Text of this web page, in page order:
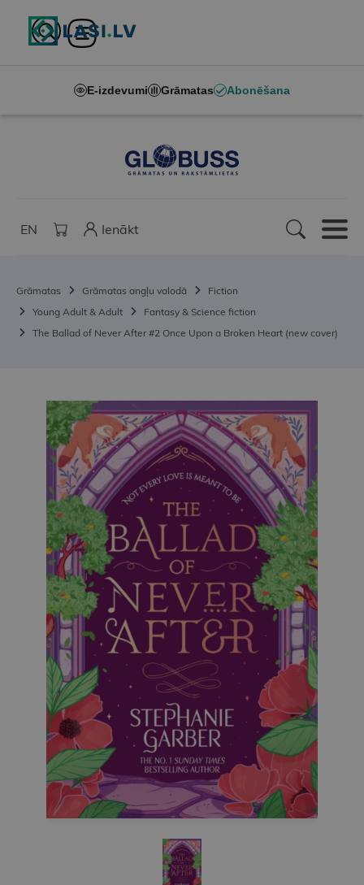
E-izdevumi Grāmatas Abonēšana
EN Ienākt
Grāmatas Grāmatas angļu valodā
Fiction
Young Adult & Adult
Fantasy & Science fiction
The Ballad of Never After #2 Once Upon a Broken Heart (new cover)